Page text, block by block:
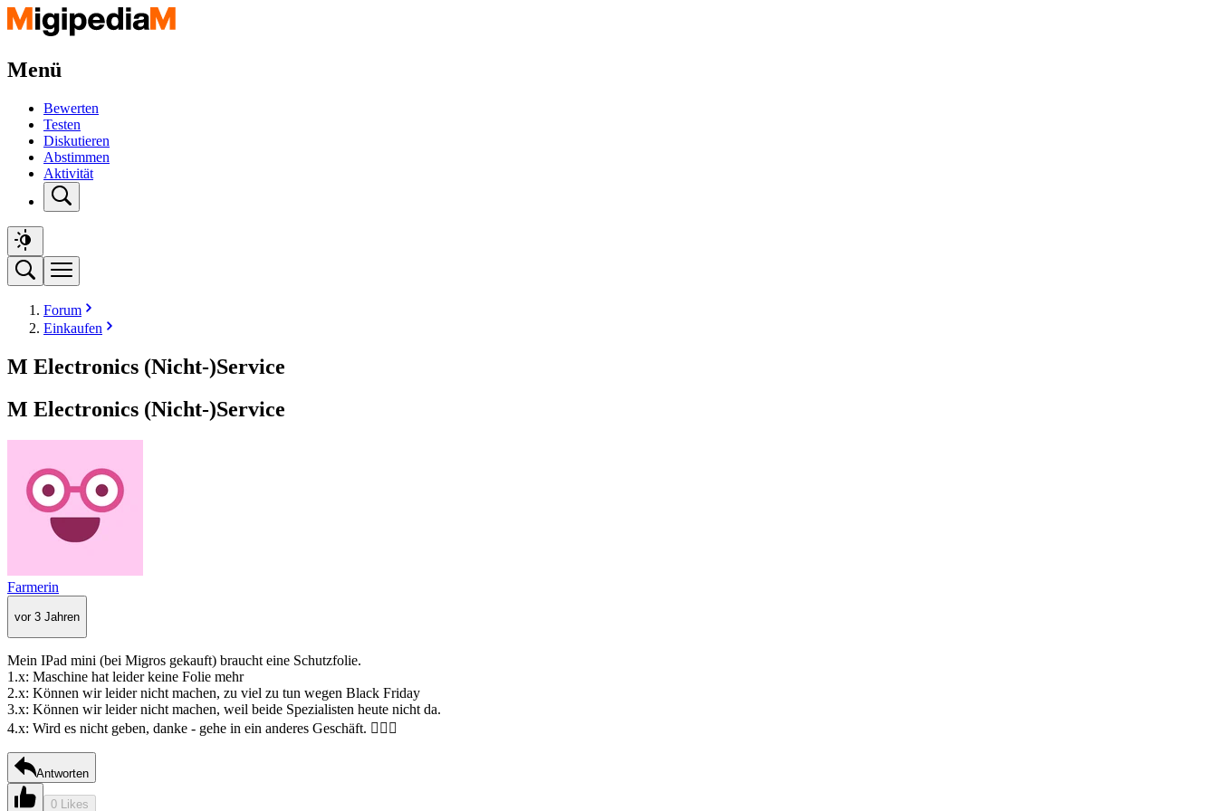
Menü
Bewerten
Testen
Diskutieren
Abstimmen
Aktivität
Forum
Einkaufen
M Electronics (Nicht-)Service
M Electronics (Nicht-)Service
Farmerin
vor 3 Jahren
Mein IPad mini (bei Migros gekauft) braucht eine Schutzfolie.
1.x: Maschine hat leider keine Folie mehr
2.x: Können wir leider nicht machen, zu viel zu tun wegen Black Friday
3.x: Können wir leider nicht machen, weil beide Spezialisten heute nicht da.
4.x: Wird es nicht geben, danke - gehe in ein anderes Geschäft. 🤷🏻‍♀️
Antworten
0 Likes